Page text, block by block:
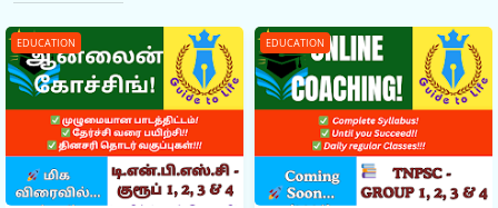
EDUCATION EDUCATION